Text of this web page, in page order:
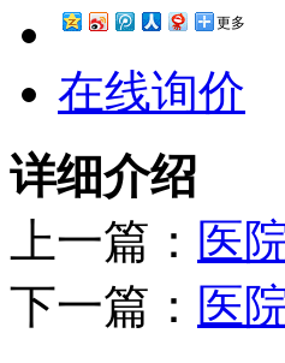
更多
在线询价
详细介绍
上一篇： 医
下一篇： 医